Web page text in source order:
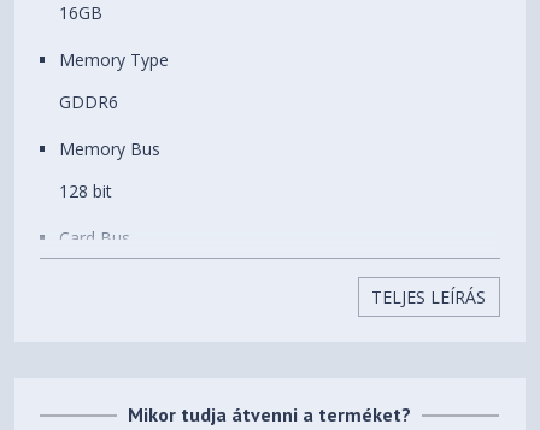
16GB
Memory Type
GDDR6
Memory Bus
128 bit
Card Bus
Multi-view
TELJES LEÍRÁS
Mikor tudja átvenni a terméket?